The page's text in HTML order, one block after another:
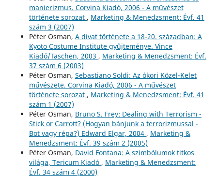
manierizmus. Corvina Kiadó, 2006 - A művészet
története sorozat , Marketing & Menedzsment: Évf. 41
szám 3 (2007)
Péter Osman, A divat története a 18-20. században: A
Kyoto Costume Institute gyűjteménye. Vince
Kiadó/Taschen, 2003 , Marketing & Menedzsment: Évf.
37 szám 6 (2003)
Péter Osman, Sebastiano Soldi: Az ókori Közel-Kelet
művészete. Corvina Kiadó, 2006 - A művészet
története sorozat , Marketing & Menedzsment: Évf. 41
szám 1 (2007)
Péter Osman, Bruno S. Frey: Dealing with Terrorism -
Stick or Carrott? (Hogyan bánjunk a terrorizmussal -
Bot vagy répa?) Edward Elgar, 2004 , Marketing &
Menedzsment: Évf. 39 szám 2 (2005)
Péter Osman, David Fontana: A szimbólumok titkos
világa, Tericum Kiadó , Marketing & Menedzsment:
Évf. 34 szám 4 (2000)